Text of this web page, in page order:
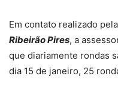
Em contato realizado
Ribeirão Pires, a
que diariamente rondas
dia 15 de janeiro, 25